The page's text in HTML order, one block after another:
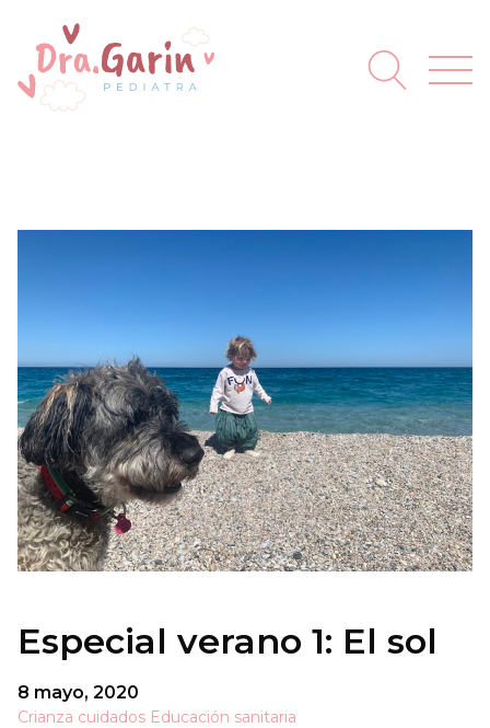
Especial verano 1: El sol
8 mayo, 2020
Crianza cuidados Educación sanitaria